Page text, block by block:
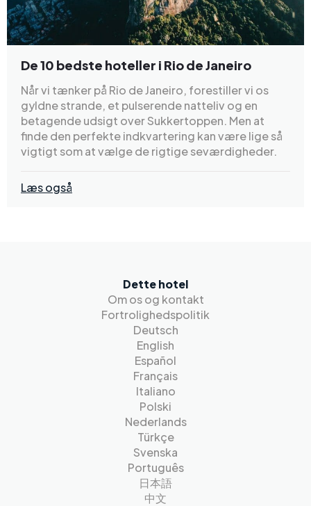
De 10 bedste hoteller i Rio de Janeiro
Når vi tænker på Rio de Janeiro, forestiller vi os
gyldne strande, et pulserende natteliv og en
betagende udsigt over Sukkertoppen. Men at
finde den perfekte indkvartering kan være lige så
vigtigt som at vælge de rigtige seværdigheder.
Læs også
Dette hotel
Om os og kontakt
Fortrolighedspolitik
Deutsch
English
Español
Français
Italiano
Polski
Nederlands
Türkçe
Svenska
Português
日本語
中文